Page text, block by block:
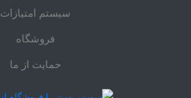
سیستم امتیازات
فروشگاه
حمایت از ما